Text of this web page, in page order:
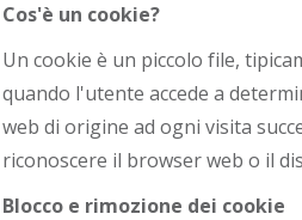
Cos'è un cookie?
Un cookie è un piccolo file,
quando l'utente accede a
web di origine ad ogni visita
riconoscere il browser web o il
Blocco e rimozione dei cookie